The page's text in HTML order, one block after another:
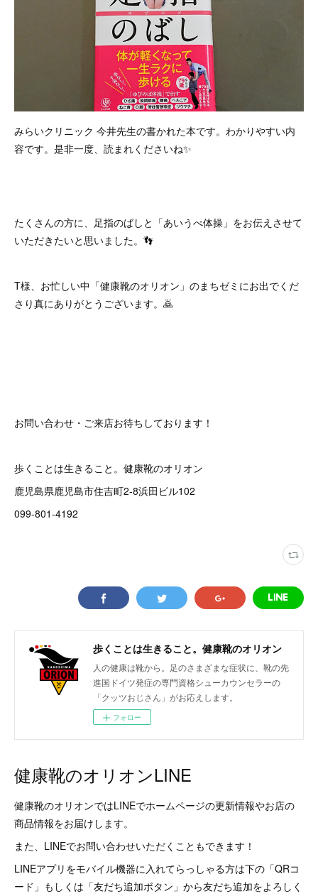
みらいクリニック 今井先生の書かれた本です。わかりやすい内
容です。是非一度、読まれくださいね✨
たくさんの方に、足指のばしと「あいうべ体操」をお伝えさせて
いただきたいと思いました。👣
T様、お忙しい中「健康靴のオリオン」のまちゼミにお出でくだ
さり真にありがとうございます。🙇
お問い合わせ・ご来店お待ちしております！
歩くことは生きること。健康靴のオリオン
鹿児島県鹿児島市住吉町2-8浜田ビル102
099-801-4192
歩くことは生きること。健康靴のオリオン
人の健康は靴から。足のさまざまな症状に、靴の先
進国ドイツ発症の専門資格シューカウンセラーの
「クッツおじさん」がお応えします。
フォロー
健康靴のオリオンLINE
健康靴のオリオンではLINEでホームページの更新情報やお店の
商品情報をお届けします。
また、LINEでお問い合わせいただくこともできます！
LINEアプリをモバイル機器に入れてらっしゃる方は下の「QRコ
ード」もしくは「友だち追加ボタン」から友だち追加をよろしく